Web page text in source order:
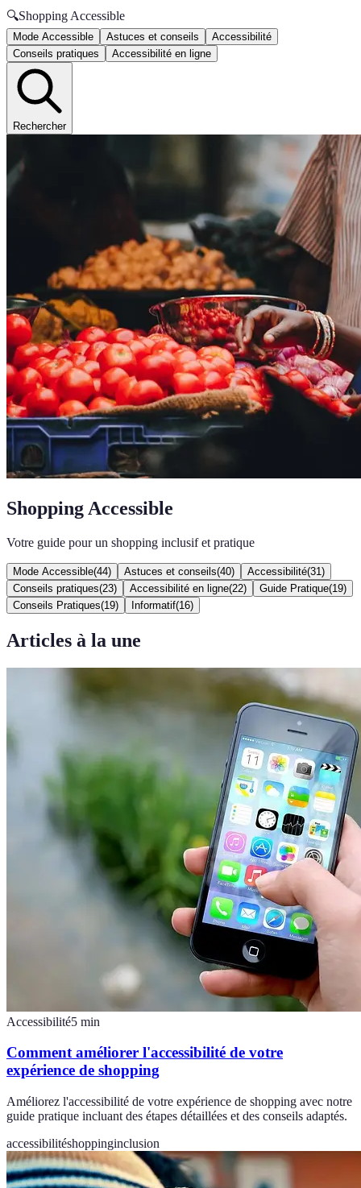
🔍Shopping Accessible
Mode Accessible Astuces et conseils
Accessibilité
Conseils pratiques
Accessibilité en ligne
Rechercher
Shopping Accessible
Votre guide pour un shopping inclusif et pratique
Mode Accessible(44) Astuces et conseils(40) Accessibilité(31 )
Conseils pratiques(23) Accessibilité en ligne(22) Guide Pratique(19)
Conseils Pratiques(19) Informatif(16)
Articles à la une
Accessibilité5 min
Comment améliorer l'accessibilité de votre
expérience de shopping
Améliorez l'accessibilité de votre expérience de shopping avec notre
guide pratique incluant des étapes détaillées et des conseils adaptés.
accessibilitéshoppinginclusion